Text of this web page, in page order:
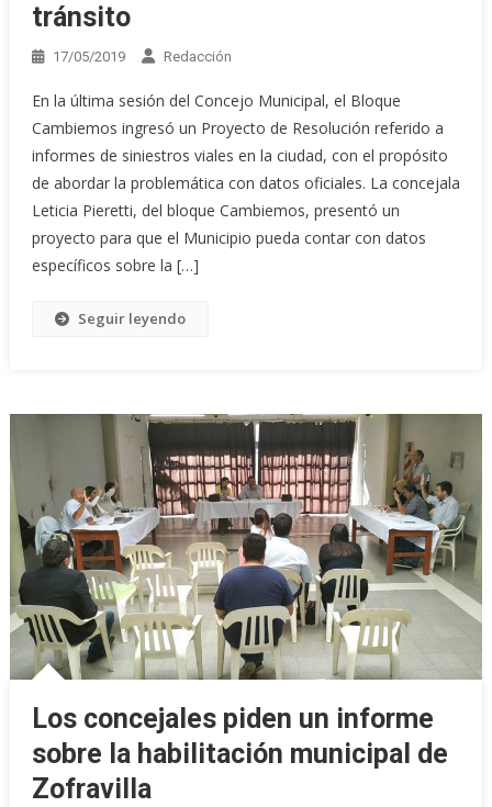
tránsito
17/05/2019 Redacción
En la última sesión del Concejo Municipal, el Bloque
Cambiemos ingresó un Proyecto de Resolución referido a
informes de siniestros viales en la ciudad, con el propósito
de abordar la problemática con datos oficiales. La concejala
Leticia Pieretti, del bloque Cambiemos, presentó un
proyecto para que el Municipio pueda contar con datos
específicos sobre la […]
Seguir leyendo
Los concejales piden un informe
sobre la habilitación municipal de
Zofravilla